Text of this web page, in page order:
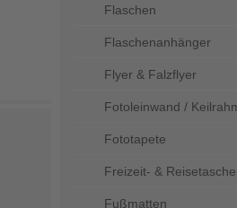
Flaschen
Flaschenanhänger
Flyer & Falzflyer
Fotoleinwand /
Fototapete
Freizeit- &
Fußmatten